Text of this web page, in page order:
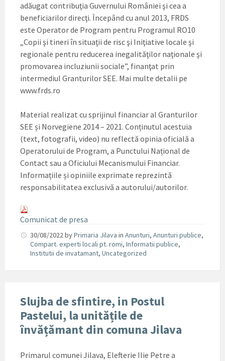
adăugat contribuţia Guvernului României şi cea a
beneficiarilor direcţi. Începând cu anul 2013, FRDS
este Operator de Program pentru Programul RO10
„Copii şi tineri în situaţii de risc şi Iniţiative locale şi
regionale pentru reducerea inegalităţilor naţionale şi
promovarea incluziunii sociale”, finanţat prin
intermediul Granturilor SEE. Mai multe detalii pe
www.frds.ro
Material realizat cu sprijinul financiar al Granturilor
SEE și Norvegiene 2014 – 2021. Conținutul acestuia
(text, fotografii, video) nu reflectă opinia oficială a
Operatorului de Program, a Punctului Național de
Contact sau a Oficiului Mecanismului Financiar.
Informațiile și opiniile exprimate reprezintă
responsabilitatea exclusivă a autorului/autorilor.
Comunicat de presa
30/08/2022byPrimaria Jilava in Anunturi, Anunturi publice,
Compart. experti locali pt. romi, Informatii publice,
Institutii de invatamant, Uncategorized
Slujba de sfintire, in Postul
Pastelui, la unitățile de
învățămant din comuna Jilava
Primarul comunei Jilava, Elefterie Ilie Petre a